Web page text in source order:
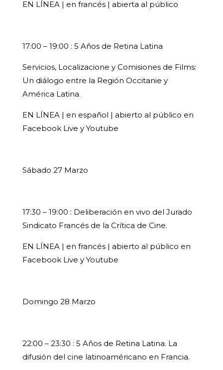
EN LÍNEA | en francés | abierta al público
17:00 – 19:00 : 5 Años de Retina Latina
Servicios, Localizacione y Comisiones de Films:
Un diálogo entre la Región Occitanie y
América Latina.
EN LÍNEA | en español | abierto al público en
Facebook Live y Youtube
Sábado 27 Marzo
17:30 – 19:00 : Deliberación en vivo del Jurado
Sindicato Francés de la Crítica de Cine.
EN LÍNEA | en francés | abierto al público en
Facebook Live y Youtube
Domingo 28 Marzo
22:00 – 23:30 : 5 Años de Retina Latina. La
difusión del cine latinoaméricano en Francia.